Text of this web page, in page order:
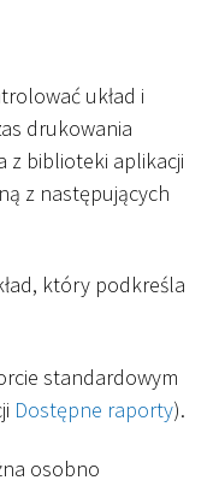
układ i
drukowania
z biblioteki aplikacji
z następujących
który podkreśla
standardowym
Dostępne raporty).
osobno